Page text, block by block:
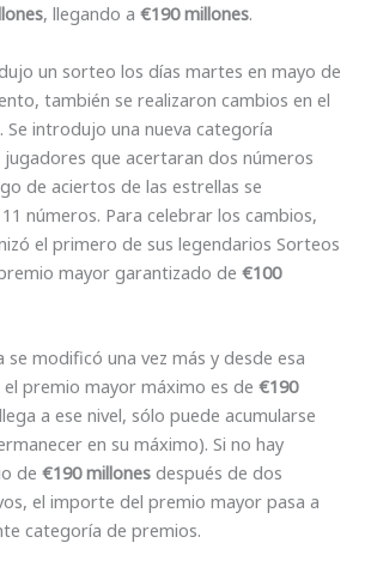
, llegando a €190 millones.
un sorteo los días martes en mayo de
también se realizaron cambios en el
introdujo una nueva categoría
que acertaran dos números
de aciertos de las estrellas se
números. Para celebrar los cambios,
el primero de sus legendarios Sorteos
mayor garantizado de €100
se modificó una vez más y desde esa
premio mayor máximo es de €190
a ese nivel, sólo puede acumularse
en su máximo). Si no hay
de €190 millones después de dos
el importe del premio mayor pasa a
categoría de premios.